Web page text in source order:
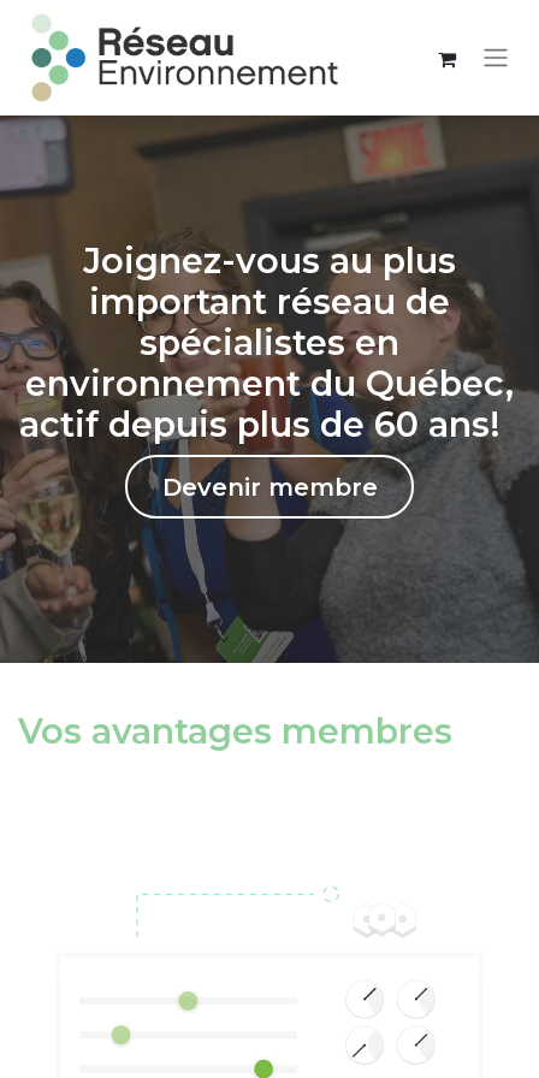
Joignez-vous au plus
important réseau de
spécialistes en
environnement du Québec,
actif depuis plus de 60 ans!
Devenir membre
Vos avantages membres